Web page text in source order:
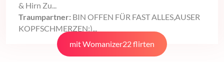
& Hirn Zu...
Traumpartner: BIN OFFEN FÜR FAST ALLES,AUSER
KOPFSCHMERZEN;)...
mit Womanizer22 flirten